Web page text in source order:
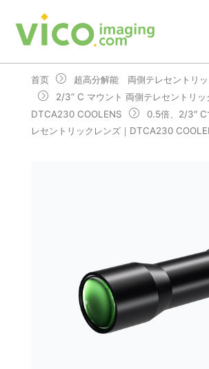
首页
超高分解能 両側テレセントリ
2/3” C マウント 両側テレセントリッ
DTCA230 COOLENS
0.5倍、2/3″ C
レセントリックレンズ｜DTCA230